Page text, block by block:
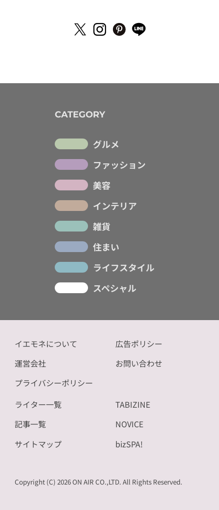
CATEGORY
グルメ
ファッション
美容
インテリア
雑貨
住まい
ライフスタイル
スペシャル
イエモネについて
運営会社
プライバシーポリシー
広告ポリシー
お問い合わせ
ライター一覧
記事一覧
サイトマップ
TABIZINE
NOVICE
bizSPA!
Copyright (C) 2026 ON AIR CO.,LTD. All Rights Reserved.